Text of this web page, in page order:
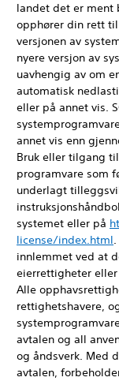
landet det er ment
opphører din rett
versjonen av
nyere versjon av
uavhengig av om
automatisk
eller på annet vis.
annet vis enn
Bruk eller tilgang
programvare som
underlagt
systemet eller på
license/index.html
innlemmet ved at
eierrettigheter
Alle
rettighetshavere,
avtalen og all
og åndsverk. Med
avtalen,